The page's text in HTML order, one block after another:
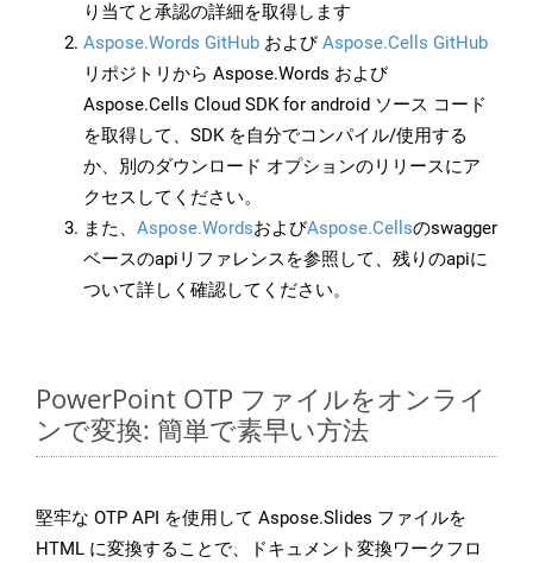
り当てと承認の詳細を取得します
Aspose.Words GitHub およびAspose.Cells GitHub
リポジトリから Aspose.Words および
Aspose.Cells Cloud SDK for android ソース コード
を取得して、SDK を自分でコンパイル/使用する
か、別のダウンロード オプションのリリースにア
クセスしてください。
また、 Aspose.WordsおよびAspose.Cellsのswagger
ベースのapiリファレンスを参照して、残りのapiに
ついて詳しく確認してください。
PowerPoint OTP ファイルをオンライ
ンで変換: 簡単で素早い方法
堅牢な OTP API を使用して Aspose.Slides ファイルを
HTML に変換することで、ドキュメント変換ワークフロ